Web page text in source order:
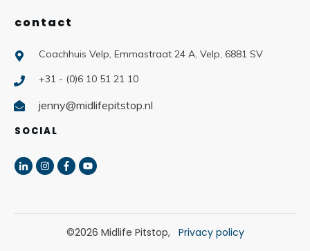
contact
Coachhuis Velp, Emmastraat 24 A, Velp, 6881 SV
+31 - (0)6 10 51 21 10
jenny@midlifepitstop.nl
SOCIAL
©2026 Midlife Pitstop, Privacy policy